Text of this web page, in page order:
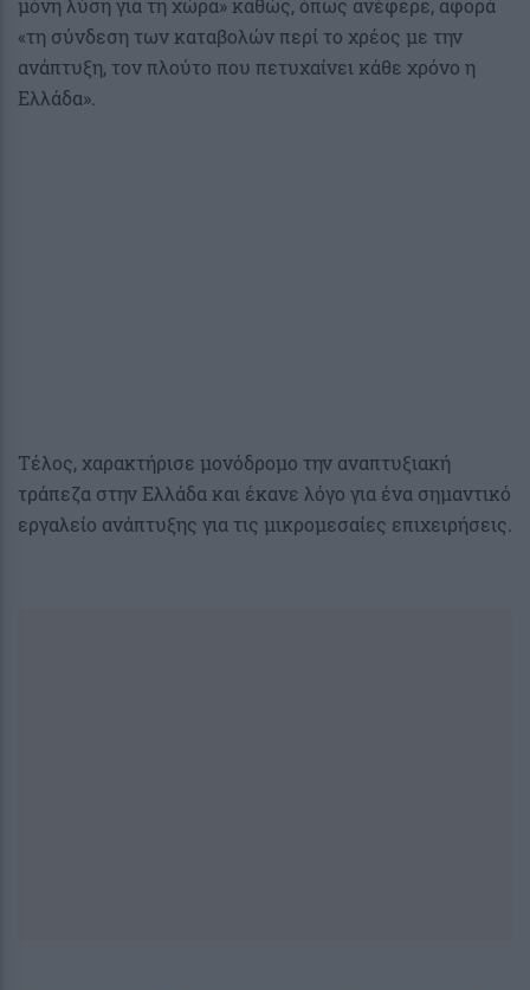
μόνη λύση για τη χώρα» καθώς, όπως ανέφερε, αφορά
«τη σύνδεση των καταβολών περί το χρέος με την
ανάπτυξη, τον πλούτο που πετυχαίνει κάθε χρόνο η
Ελλάδα».
Τέλος, χαρακτήρισε μονόδρομο την αναπτυξιακή
τράπεζα στην Ελλάδα και έκανε λόγο για ένα σημαντικό
εργαλείο ανάπτυξης για τις μικρομεσαίες επιχειρήσεις.